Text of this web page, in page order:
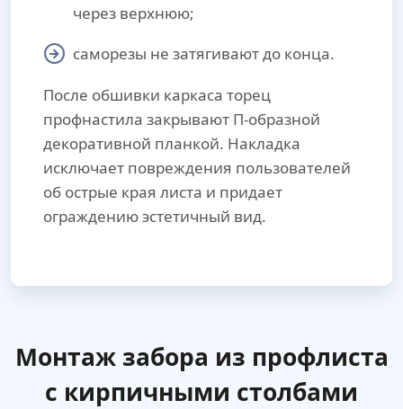
через верхнюю;
саморезы не затягивают до конца.
После обшивки каркаса торец
профнастила закрывают П-образной
декоративной планкой. Накладка
исключает повреждения пользователей
об острые края листа и придает
ограждению эстетичный вид.
Монтаж забора из профлиста
с кирпичными столбами